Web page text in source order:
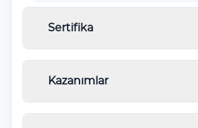
Sertifika
Örneği verilen belgede ''Örnek''
Kazanımlar